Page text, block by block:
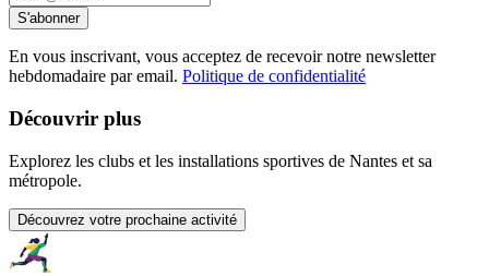
S'abonner
En vous inscrivant, vous acceptez de recevoir notre newsletter
hebdomadaire par email. Politique de confidentialité
Découvrir plus
Explorez les clubs et les installations sportives de Nantes et sa
métropole.
Découvrez votre prochaine activité